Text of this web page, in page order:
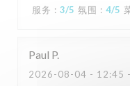
服务 : 3/5 氛围 : 4/5
Paul P
2026-08-04 - 12:45